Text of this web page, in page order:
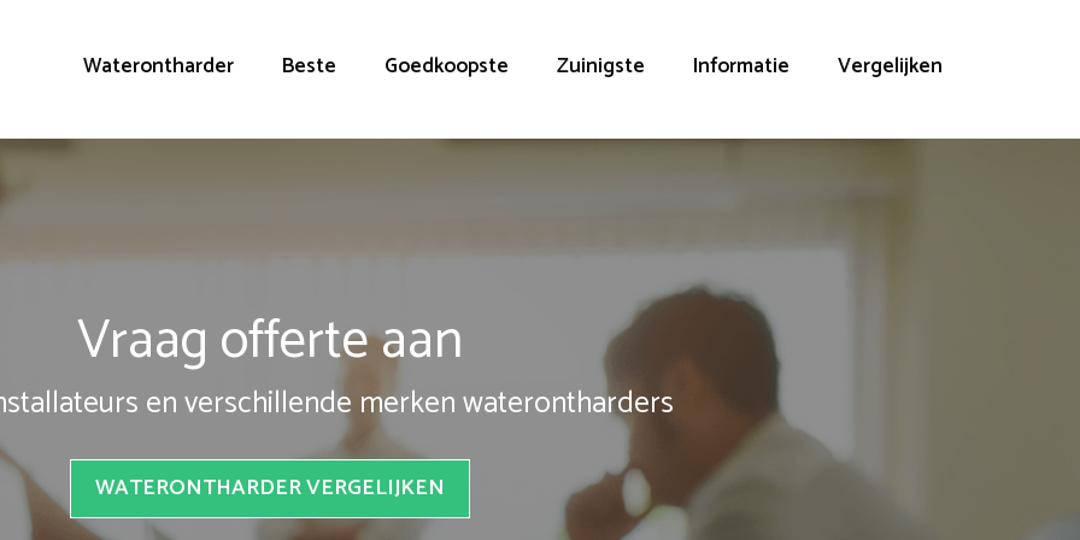
Waterontharder Beste Goedkoopste Zuinigste Informatie Vergelijken
Vraag offerte aan
en verschillende merken waterontharders
WATERONTHARDER VERGELIJKEN